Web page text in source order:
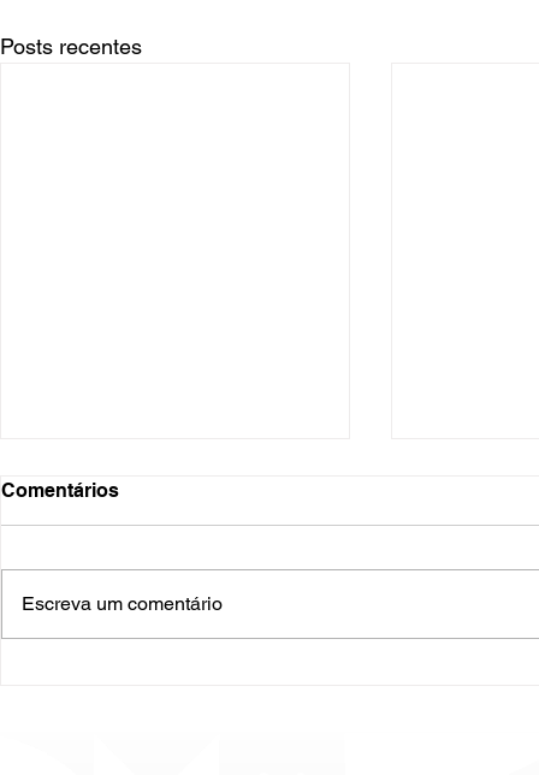
Posts recentes
Comentários
Escreva um comentário